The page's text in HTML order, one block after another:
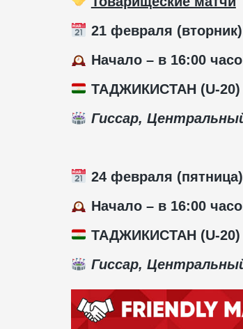
21 февраля (вторник)
Начало – в 16:00
ТАДЖИКИСТАН (U-20)
Гиссар,
24 февраля (пятница)
Начало – в 16:00
ТАДЖИКИСТАН (U-20)
Гиссар,